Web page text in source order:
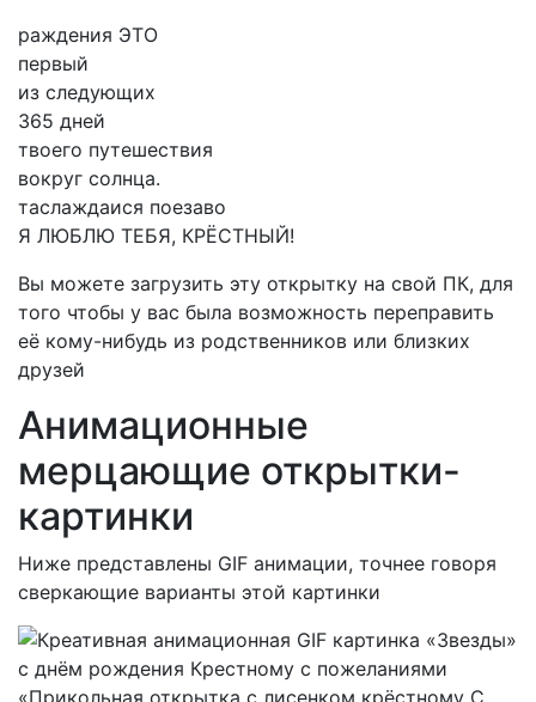
раждения ЭТО
первый
из следующих
365 дней
твоего путешествия
вокруг солнца.
таслаждаися поезаво
Я ЛЮБЛЮ ТЕБЯ, КРЁСТНЫЙ!
Вы можете загрузить эту открытку на свой ПК, для
того чтобы у вас была возможность переправить
её кому-нибудь из родственников или близких
друзей
Анимационные
мерцающие открытки-
картинки
Ниже представлены GIF анимации, точнее говоря
сверкающие варианты этой картинки